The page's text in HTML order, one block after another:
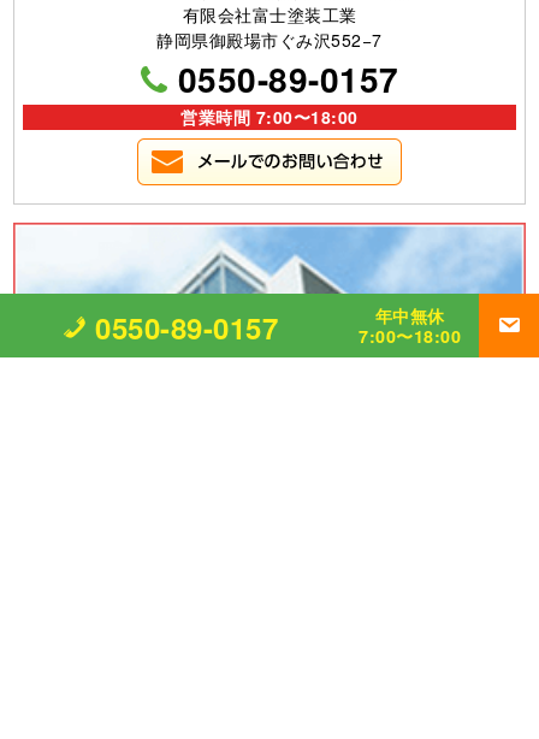
有限会社富士塗装工業
静岡県御殿場市ぐみ沢552−7
0550-89-0157
営業時間 7:00〜18:00
0550-89-0157
年中無休
7:00〜18:00